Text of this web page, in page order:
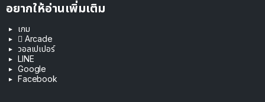
อยากให้อ่านเพิ่มเติม
เกม
 Arcade
วอลเปเปอร์
LINE
Google
Facebook